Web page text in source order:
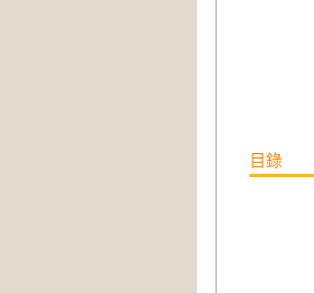
目錄